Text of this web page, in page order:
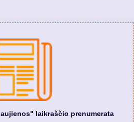
laikraščio prenumerata